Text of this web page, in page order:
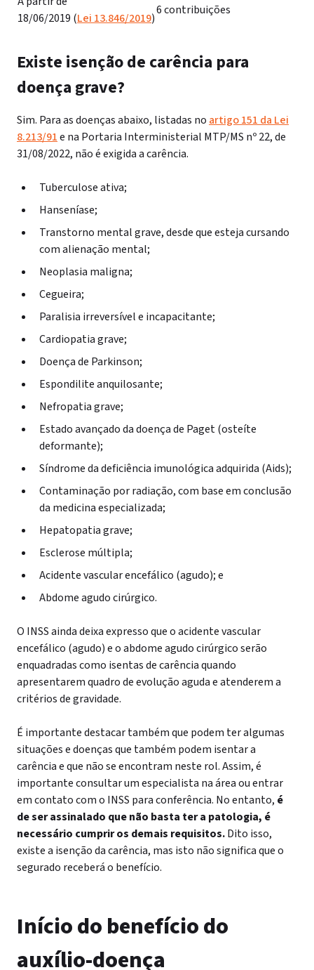
18/06/2019 (Lei 13.846/2019)
6 contribuições
Existe isenção de carência para
doença grave?
Sim. Para as doenças abaixo, listadas no artigo 151 da Lei
8.213/91e na Portaria Interministerial MTP/MS nº 22, de
31/08/2022, não é exigida a carência.
Tuberculose ativa;
Hanseníase;
Transtorno mental grave, desde que esteja cursando
com alienação mental;
Neoplasia maligna;
Cegueira;
Paralisia irreversível e incapacitante;
Cardiopatia grave;
Doença de Parkinson;
Espondilite anquilosante;
Nefropatia grave;
Estado avançado da doença de Paget (osteíte
deformante);
Síndrome da deficiência imunológica adquirida (Aids);
Contaminação por radiação, com base em conclusão
da medicina especializada;
Hepatopatia grave;
Esclerose múltipla;
Acidente vascular encefálico (agudo); e
Abdome agudo cirúrgico.
O INSS ainda deixa expresso que o acidente vascular
encefálico (agudo) e o abdome agudo cirúrgico serão
enquadradas como isentas de carência quando
apresentarem quadro de evolução aguda e atenderem a
critérios de gravidade.
É importante destacar também que podem ter algumas
situações e doenças que também podem isentar a
carência e que não se encontram neste rol. Assim, é
importante consultar um especialista na área ou entrar
em contato com o INSS para conferência. No entanto, é
de ser assinalado que não basta ter a patologia, é
necessário cumprir os demais requisitos.Dito isso,
existe a isenção da carência, mas isto não significa que o
segurado receberá o benefício.
Início do benefício do
auxílio-doença